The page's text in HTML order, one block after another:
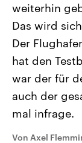
Landtagswahl
2026
Alle
Sachsen-Anhalt
September
Landtag. Seit
Bundesland von
Umfragen,
und
Wahl.
Sendungen
weiterhin
Das wird
Der
hat den
war der für
auch der
mal infrage.
Von Axel